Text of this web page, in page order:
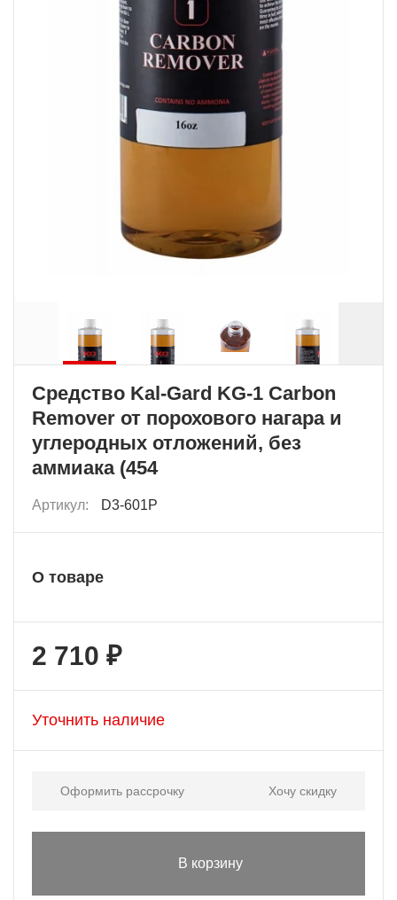
Средство Kal-Gard KG-1 Carbon
Remover от порохового нагара и
углеродных отложений, без
аммиака (454
Артикул: D3-601P
О товаре
2 710 ₽
Уточнить наличие
Оформить рассрочку Хочу скидку
В корзину